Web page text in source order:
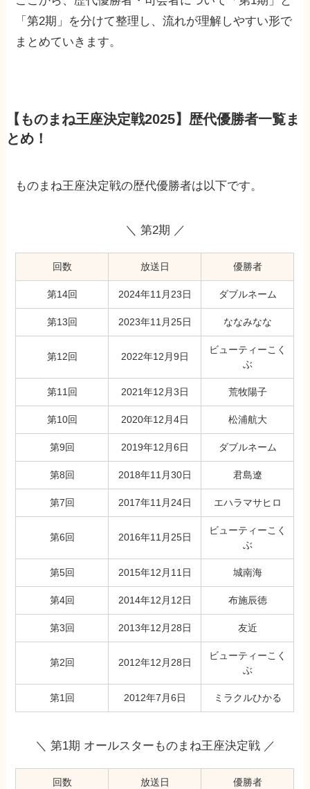
「第2期」を分けて整理し、流れが理解しやすい形で
まとめていきます。
【ものまね王座決定戦2025】歴代優勝者一覧ま
とめ！
ものまね王座決定戦の歴代優勝者は以下です。
＼ 第2期 ／
回数 放送日 優勝者
第14回 2024年11月23日 ダブルネーム
第13回 2023年11月25日 ななみなな
第12回 2022年12月9日
ビューティーこく
ぶ
第11回 2021年12月3日 荒牧陽子
第10回 2020年12月4日 松浦航大
第9回 2019年12月6日 ダブルネーム
第8回 2018年11月30日 君島遼
第7回 2017年11月24日 エハラマサヒロ
第6回 2016年11月25日
ビューティーこく
ぶ
第5回 2015年12月11日 城南海
第4回 2014年12月12日 布施辰徳
第3回 2013年12月28日 友近
第2回 2012年12月28日
ビューティーこく
ぶ
第1回 2012年7月6日 ミラクルひかる
＼ 第1期 オールスターものまね王座決定戦 ／
回数 放送日 優勝者